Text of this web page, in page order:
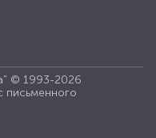
© 1993-2026
письменного